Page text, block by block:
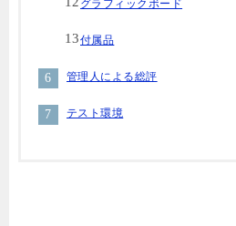
グラフィックボード
付属品
管理人による総評
テスト環境